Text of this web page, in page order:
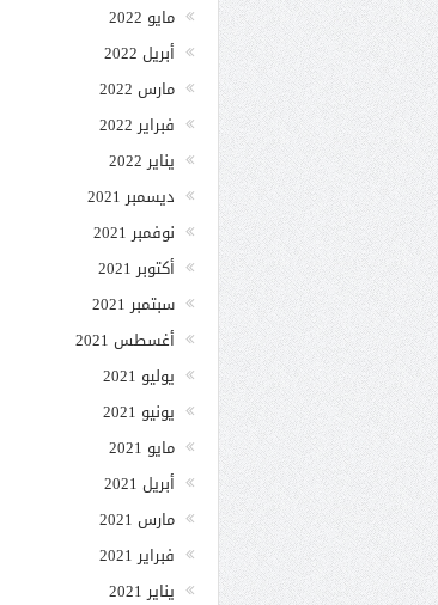
مايو 2022
أبريل 2022
مارس 2022
فبراير 2022
يناير 2022
ديسمبر 2021
نوفمبر 2021
أكتوبر 2021
سبتمبر 2021
أغسطس 2021
يوليو 2021
يونيو 2021
مايو 2021
أبريل 2021
مارس 2021
فبراير 2021
يناير 2021